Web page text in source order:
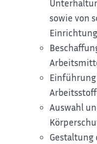
sowie von
Auswahl
Gestaltung